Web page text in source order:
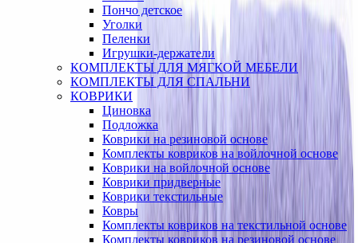
Пончо детское
Уголки
Пеленки
Игрушки-держатели
КОМПЛЕКТЫ ДЛЯ МЯГКОЙ МЕБЕЛИ
КОМПЛЕКТЫ ДЛЯ СПАЛЬНИ
КОВРИКИ
Циновка
Подложка
Коврики на резиновой основе
Комплекты ковриков на войлочной основе
Коврики на войлочной основе
Коврики придверные
Коврики текстильные
Ковры
Комплекты ковриков на текстильной основе
Комплекты ковриков на резиновой основе